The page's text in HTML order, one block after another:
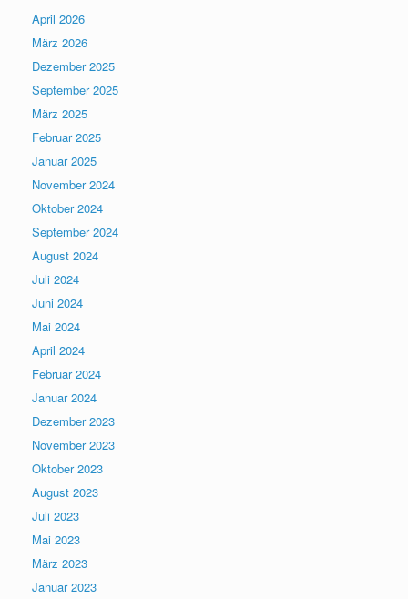
April 2026
März 2026
Dezember 2025
September 2025
März 2025
Februar 2025
Januar 2025
November 2024
Oktober 2024
September 2024
August 2024
Juli 2024
Juni 2024
Mai 2024
April 2024
Februar 2024
Januar 2024
Dezember 2023
November 2023
Oktober 2023
August 2023
Juli 2023
Mai 2023
März 2023
Januar 2023